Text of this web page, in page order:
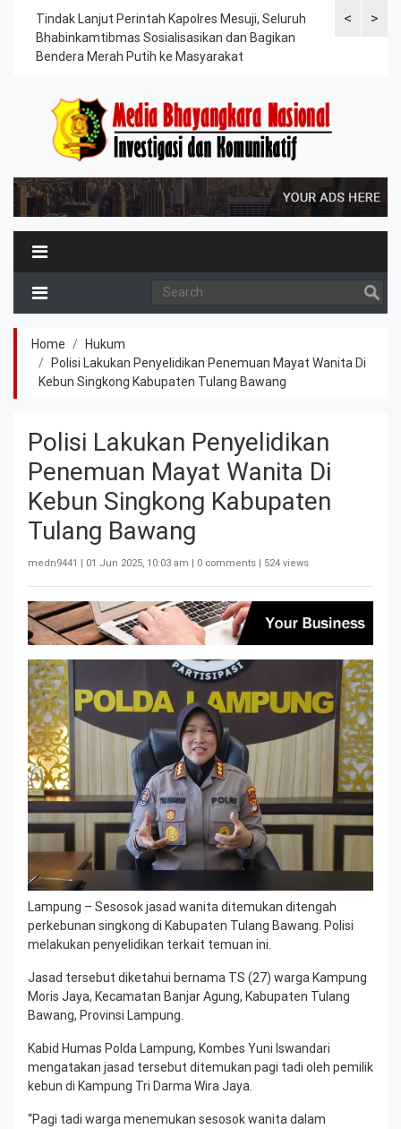
<
Tindak Lanjut Perintah Kapolres Mesuji, Seluruh
Bhabinkamtibmas Sosialisasikan dan Bagikan
Bendera Merah Putih ke Masyarakat
Sat Lantas
>
Home
Hukum
Polisi Lakukan Penyelidikan Penemuan Mayat Wanita Di
Kebun Singkong Kabupaten Tulang Bawang
Polisi Lakukan Penyelidikan
Penemuan Mayat Wanita Di
Kebun Singkong Kabupaten
Tulang Bawang
medn9441 | 01 Jun 2025, 10:03 am | 0 comments | 524 views
Lampung – Sesosok jasad wanita ditemukan ditengah
perkebunan singkong di Kabupaten Tulang Bawang. Polisi
melakukan penyelidikan terkait temuan ini.
Jasad tersebut diketahui bernama TS (27) warga Kampung
Moris Jaya, Kecamatan Banjar Agung, Kabupaten Tulang
Bawang, Provinsi Lampung.
Kabid Humas Polda Lampung, Kombes Yuni Iswandari
mengatakan jasad tersebut ditemukan pagi tadi oleh pemilik
kebun di Kampung Tri Darma Wira Jaya.
“Pagi tadi warga menemukan sesosok wanita dalam